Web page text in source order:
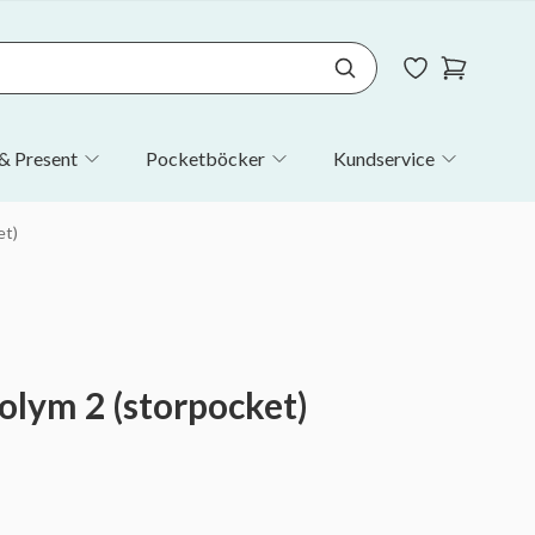
Present Pocketböcker Kundservice
2 (storpocket)